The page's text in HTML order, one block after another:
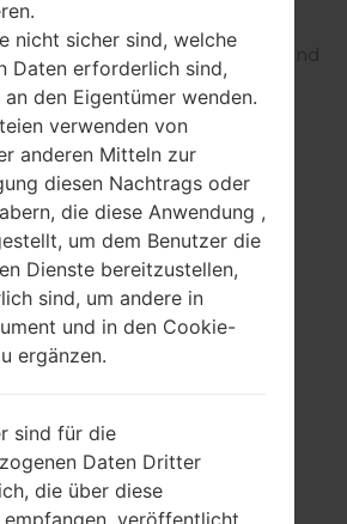
Netzwerk und
Daten
Netzwerk und
Daten
Anzeige
nicht sicher sind, welche
Daten erforderlich sind,
den Eigentümer wenden.
verwenden von
anderen Mitteln zur
diesen Nachtrags oder
die diese Anwendung ,
um dem Benutzer die
Dienste bereitzustellen,
sind, um andere in
und in den Cookie-
ergänzen.
sind für die
Daten Dritter
die über diese